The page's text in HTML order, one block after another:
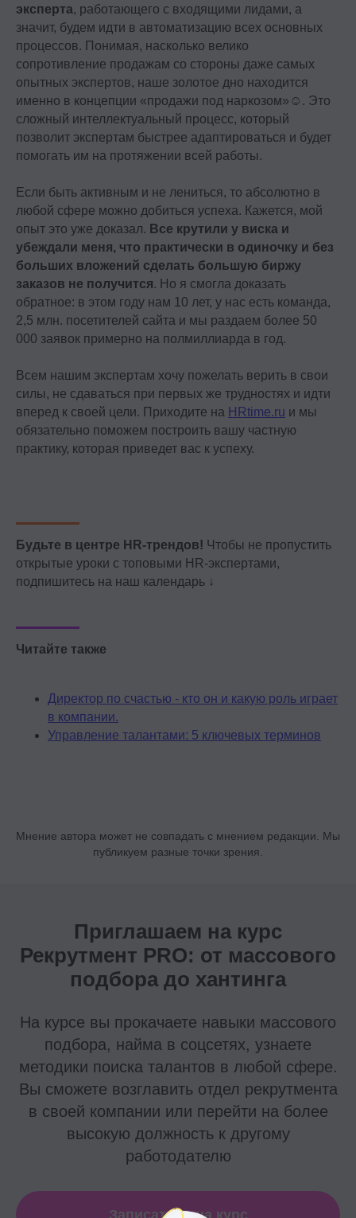
эксперта, работающего с входящими лидами, а
значит, будем идти в автоматизацию всех основных
процессов. Понимая, насколько велико
сопротивление продажам со стороны даже самых
опытных экспертов, наше золотое дно находится
именно в концепции «продажи под наркозом»☺. Это
сложный интеллектуальный процесс, который
позволит экспертам быстрее адаптироваться и будет
помогать им на протяжении всей работы.
Если быть активным и не лениться, то абсолютно в
любой сфере можно добиться успеха. Кажется, мой
опыт это уже доказал. Все крутили у виска и
убеждали меня, что практически в одиночку и без
больших вложений сделать большую биржу
заказов не получится. Но я смогла доказать
обратное: в этом году нам 10 лет, у нас есть команда,
2,5 млн. посетителей сайта и мы раздаем более 50
000 заявок примерно на полмиллиарда в год.
Всем нашим экспертам хочу пожелать верить в свои
силы, не сдаваться при первых же трудностях и идти
вперед к своей цели. Приходите на HRtime.ru и мы
обязательно поможем построить вашу частную
практику, которая приведет вас к успеху.
Будьте в центре HR-трендов! Чтобы не пропустить
открытые уроки с топовыми HR-экспертами,
подпишитесь на наш календарь ↓
Читайте также
Директор по счастью - кто он и какую роль играет
в компании.
Управление талантами: 5 ключевых терминов
Мнение автора может не совпадать с мнением редакции. Мы
публикуем разные точки зрения.
Приглашаем на курс
Рекрутмент PRO: от массового
подбора до хантинга
На курсе вы прокачаете навыки массового
подбора, найма в соцсетях, узнаете
методики поиска талантов в любой сфере.
Вы сможете возглавить отдел рекрутмента
в своей компании или перейти на более
высокую должность к другому
работодателю
Записаться на курс